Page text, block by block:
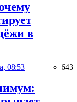
в
08:53 643